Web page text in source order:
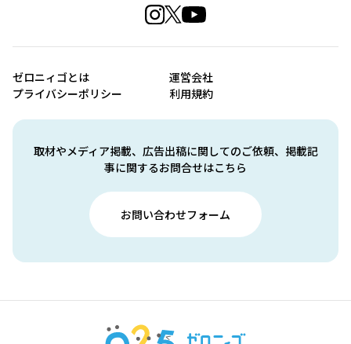
取材やメディア掲載、広告出稿に関してのご依頼、掲載記
事に関するお問合せはこちら
お問い合わせフォーム
ゼロニィゴとは
運営会社
プライバシーポリシー
利用規約